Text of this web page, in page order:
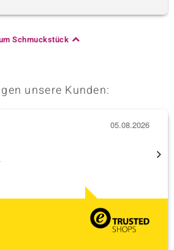
Schmuckstück
unsere Kunden:
05.08.2026
Ich